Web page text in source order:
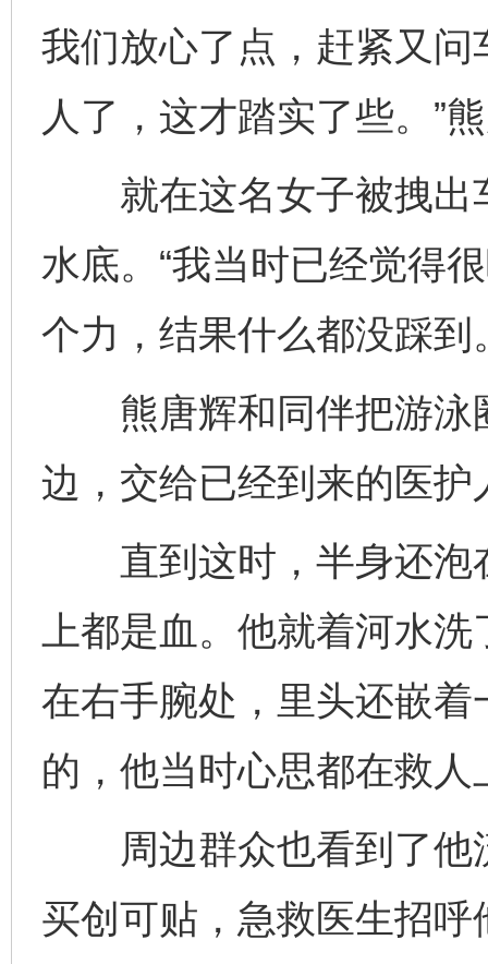
我们放心了点，赶紧又
人了，这才踏实了些。”
就在这名女子被拽出
水底。“我当时已经觉得
个力，结果什么都没踩到
熊唐辉和同伴把游泳
边，交给已经到来的医
直到这时，半身还泡
上都是血。他就着河水
在右手腕处，里头还嵌
的，他当时心思都在救
周边群众也看到了他
买创可贴，急救医生招